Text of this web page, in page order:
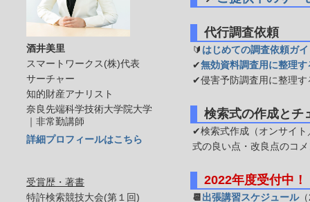
代行調査依頼
🔰 はじめての調査依頼ガ
✔無効資料調査用に整理
✔侵害予防調査用に整理す
検索式の作成とチ
✔検索式作成（オンサイト
式の良い点・改良点のコ
2022年度受付中！
📆 出張講習スケジュール
酒井美里
スマートワークス(株)代表
サーチャー
知的財産アナリスト
奈良先端科学技術大学院大学
｜非常勤講師
詳細プロフィールはこちら
受賞歴・著書
特許検索競技大会(第１回)